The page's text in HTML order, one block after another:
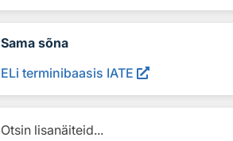
Sama sõna
ELi terminibaasis IATE
Otsin lisanäiteid...